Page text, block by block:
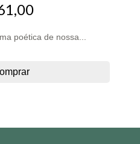
poética de nossa...